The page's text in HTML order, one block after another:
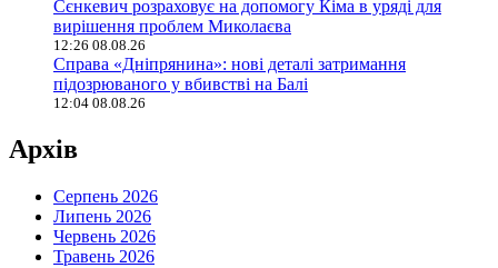
Сєнкевич розраховує на допомогу Кіма в уряді для
вирішення проблем Миколаєва
12:26 08.08.26
Справа «Дніпрянина»: нові деталі затримання
підозрюваного у вбивстві на Балі
12:04 08.08.26
Архів
Серпень 2026
Липень 2026
Червень 2026
Травень 2026